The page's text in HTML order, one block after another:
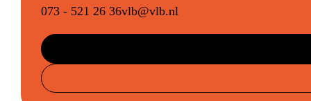
073 - 521 26 36vlb@vlb.nl